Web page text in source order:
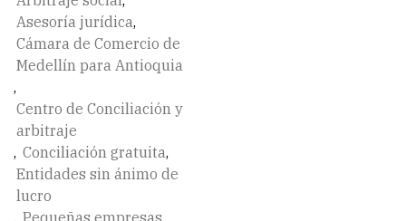
Asesoría jurídica,
Cámara de Comercio de
Medellín para Antioquia
,
Centro de Conciliación y
arbitraje
, Conciliación gratuita,
Entidades sin ánimo de
lucro